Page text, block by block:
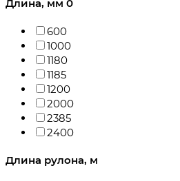
Длина, мм 0
600
1000
1180
1185
1200
2000
2385
2400
Длина рулона, м